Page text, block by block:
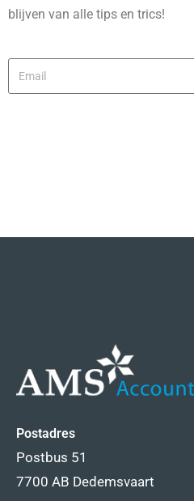
blijven van alle tips en trics!
Postadres
Postbus 51
7700 AB Dedemsvaart